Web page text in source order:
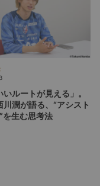
いルートが見える」。
川潤が語る、“アシスト
を生む思考法